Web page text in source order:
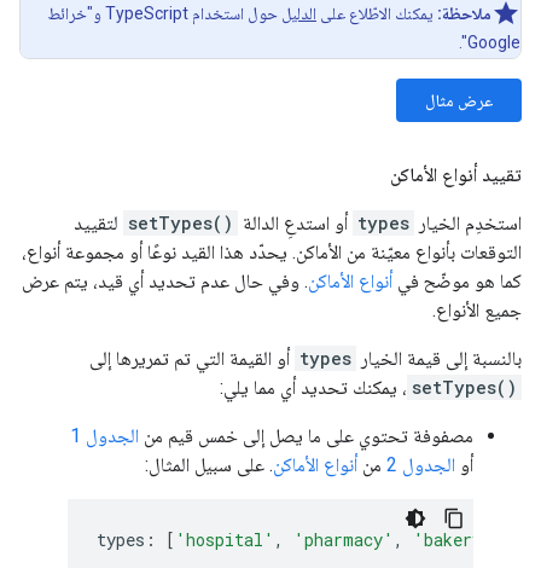
ملاحظة: يمكنك الاطّلاع على الدليل
حول استخدام TypeScript و"خرائط
Google".
عرض مثال
تقييد أنواع الأماكن
استخدِم الخيار types أو استدعِ الدالة setTypes() لتقييد
التوقعات بأنواع معيّنة من الأماكن. يحدّد هذا القيد نوعًا أو مجموعة أنواع،
كما هو موضّح في أنواع الأماكن. وفي حال عدم تحديد أي قيد، يتم عرض
جميع الأنواع.
بالنسبة إلى قيمة الخيار types أو القيمة التي تم تمريرها إلى
setTypes() ، يمكنك تحديد أي مما يلي:
مصفوفة تحتوي على ما يصل إلى خمس قيم من الجدول 1
أو الجدول 2 من أنواع الأماكن. على سبيل المثال:
types : [ 'hospital' , 'pharmacy' , 'bakery'